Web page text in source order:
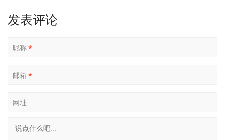
发表评论
昵称*
邮箱 *
网址